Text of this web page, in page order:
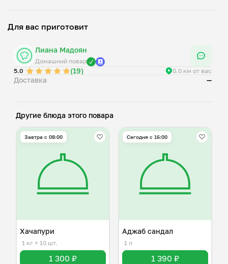
Для вас приготовит
Лиана Мадоян
Домашний повар
5.0
(19) 0.0 км от вас
Доставка —
Другие блюда этого повара
Завтра c 08:00
Хачапури
1 кг ≈ 10 шт.
1 300 ₽
Сегодня с 16:00
Аджаб сандал
1 л
1 390 ₽